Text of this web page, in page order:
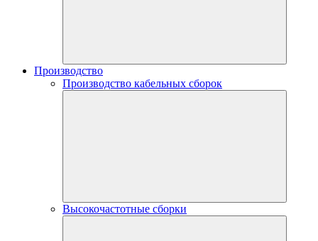
Производство
Производство кабельных сборок
Высокочастотные сборки